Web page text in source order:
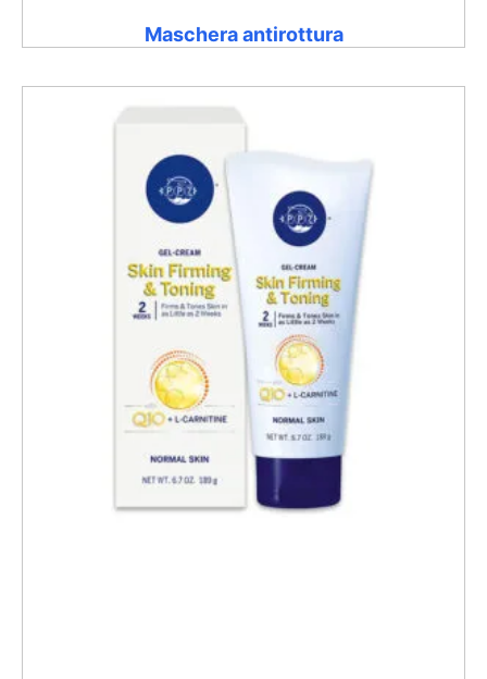
Maschera antirottura